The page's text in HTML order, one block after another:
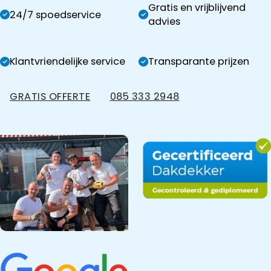
24/7 spoedservice
Gratis en vrijblijvend
advies
Klantvriendelijke service Transparante prijzen
GRATIS OFFERTE 085 333 2948